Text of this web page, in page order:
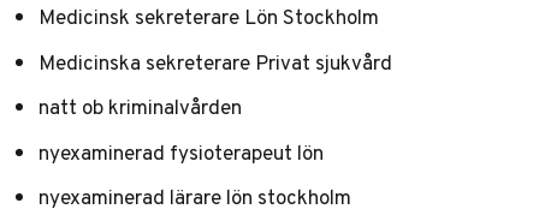
Medicinsk sekreterare Lön Stockholm
Medicinska sekreterare Privat sjukvård
natt ob kriminalvården
nyexaminerad fysioterapeut lön
nyexaminerad lärare lön stockholm